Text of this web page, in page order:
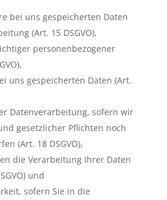
bei uns gespeicherten Daten
(Art. 15 DSGVO),
personenbezogener
uns gespeicherten Daten (Art.
Datenverarbeitung, sofern wir
gesetzlicher Pflichten noch
(Art. 18 DSGVO),
die Verarbeitung Ihrer Daten
und
sofern Sie in die